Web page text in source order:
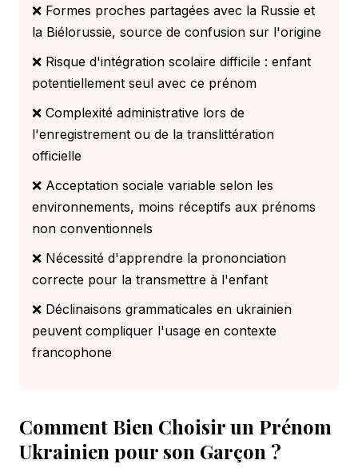
❌ Formes proches partagées avec la Russie et
la Biélorussie, source de confusion sur l'origine
❌ Risque d'intégration scolaire difficile : enfant
potentiellement seul avec ce prénom
❌ Complexité administrative lors de
l'enregistrement ou de la translittération
officielle
❌ Acceptation sociale variable selon les
environnements, moins réceptifs aux prénoms
non conventionnels
❌ Nécessité d'apprendre la prononciation
correcte pour la transmettre à l'enfant
❌ Déclinaisons grammaticales en ukrainien
peuvent compliquer l'usage en contexte
francophone
Comment Bien Choisir un Prénom
Ukrainien pour son Garçon ?